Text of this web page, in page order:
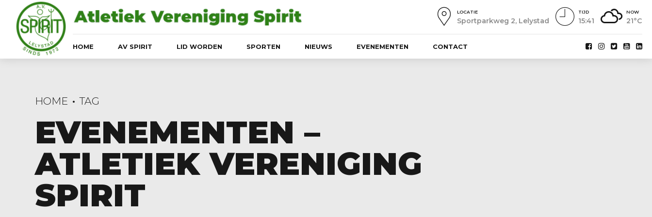
NOW
21°C
TIJD
15:41
LOCATIE
Sportparkweg 2, Lelystad
HOME AV SPIRIT LID WORDEN SPORTEN NIEUWS EVENEMENTEN CONTACT
HOME TAG
EVENEMENTEN –
ATLETIEK VERENIGING
SPIRIT